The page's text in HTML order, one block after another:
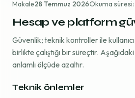
Makale28 Temmuz 2026Okuma
Hesap ve platform
Güvenlik; teknik kontroller ile kullanıcı
birlikte çalıştığı bir süreçtir.
anlamlı ölçüde azaltır.
Teknik önlemler